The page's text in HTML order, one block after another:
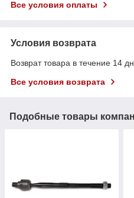
Все условия оплаты
Условия возврата
Возврат товара в течение 14
Все условия возврата
Подобные товары